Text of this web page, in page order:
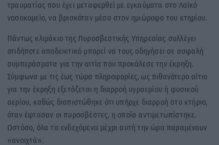
τραυματίας που έχει μεταφερθεί με εγκαύματα στο Λαϊκό
νοσοκομείο, να βρισκόταν μέσα στον ημιώροφο του κτηρίου.
Πάντως κλιμάκιο της Πυροσβεστικής Υπηρεσίας συλλέγει
οτιδήποτε αποδεικτικό μπορεί να τους οδηγήσει σε ασφαλή
συμπεράσματα για την αιτία που προκάλεσε την έκρηξη.
Σύμφωνα με τις έως τώρα πληροφορίες, ως πιθανότερο αίτιο
για την έκρηξη εξετάζεται η διαρροή υγραερίου ή φυσικού
αερίου, καθώς διαπιστώθηκε ότι υπήρχε διαρροή στο κτήριο,
όταν έφτασαν οι πυροσβέστες, η οποία αντιμετωπίστηκε.
Ωστόσο, όλα τα ενδεχόμενα μέχρι αυτή την ώρα παραμένουν
«ανοιχτά».